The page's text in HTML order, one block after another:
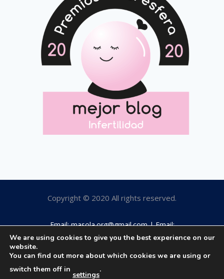
Copyright © 2020 All rights reserved.
Email: masola.org@gmail.com | Email:
rosamaestro2003@hotmail.com | Tfno: 649184063
We are using cookies to give you the best experience on our
website.
You can find out more about which cookies we are using or
switch them off in
settings
.